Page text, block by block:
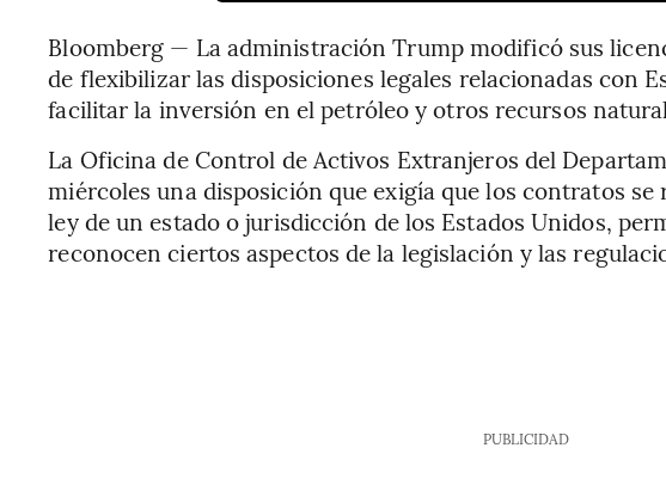
Bloomberg — La administración Trump modificó sus
de flexibilizar las disposiciones legales relacionadas con
facilitar la inversión en el petróleo y otros recursos
La Oficina de Control de Activos Extranjeros del
miércoles una disposición que exigía que los contratos
ley de un estado o jurisdicción de los Estados Unidos,
reconocen ciertos aspectos de la legislación y las
PUBLICIDAD